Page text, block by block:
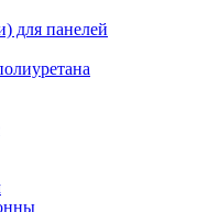
для панелей